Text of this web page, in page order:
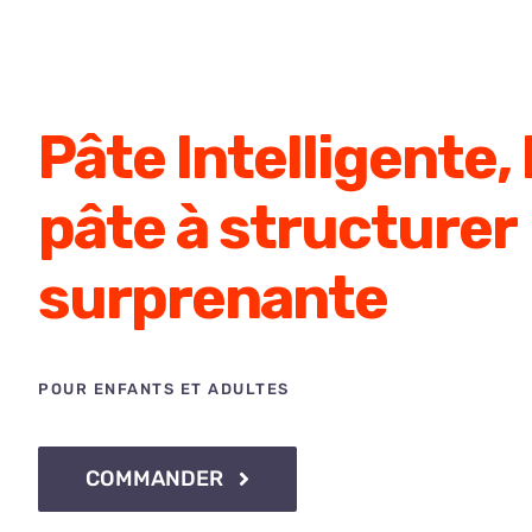
Pâte Intelligente,
pâte à structurer
surprenante
POUR ENFANTS ET ADULTES
Le
Viagra
générique
COMMANDER